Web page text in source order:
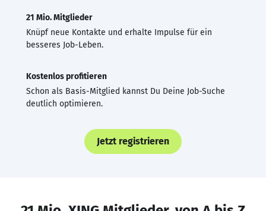
21 Mio. Mitglieder
Knüpf neue Kontakte und erhalte Impulse für ein
besseres Job-Leben.
Kostenlos profitieren
Schon als Basis-Mitglied kannst Du Deine Job-Suche
deutlich optimieren.
Jetzt registrieren